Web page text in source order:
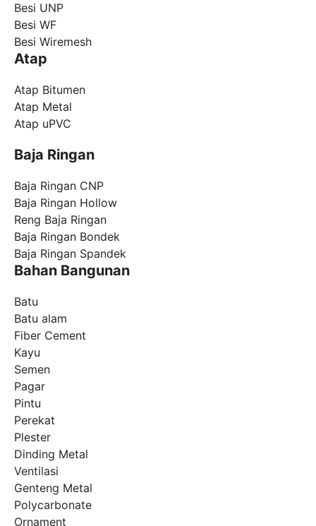
Besi UNP
Besi WF
Besi Wiremesh
Atap
Atap Bitumen
Atap Metal
Atap uPVC
Baja Ringan
Baja Ringan CNP
Baja Ringan Hollow
Reng Baja Ringan
Baja Ringan Bondek
Baja Ringan Spandek
Bahan Bangunan
Batu
Batu alam
Fiber Cement
Kayu
Semen
Pagar
Pintu
Perekat
Plester
Dinding Metal
Ventilasi
Genteng Metal
Polycarbonate
Ornament